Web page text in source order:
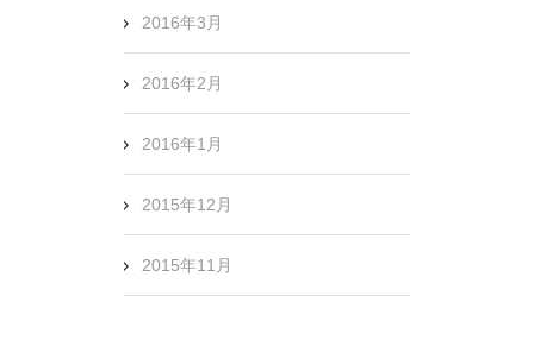
2016年3月
2016年2月
2016年1月
2015年12月
2015年11月